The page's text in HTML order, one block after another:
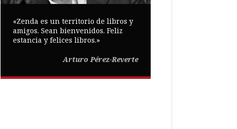
«Zenda es un territorio de libros y
amigos. Sean bienvenidos. Feliz
estancia y felices libros.»
Arturo Pérez-Reverte